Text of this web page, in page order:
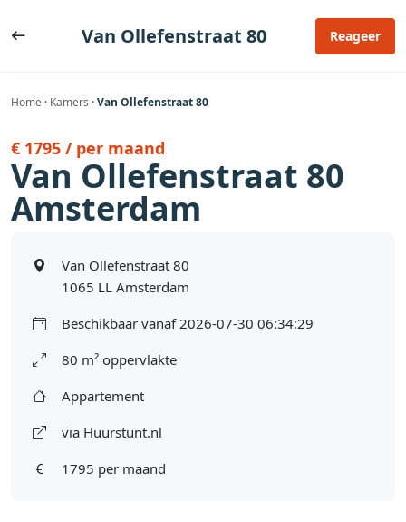
naar
Van Ollefenstraat 80 Reageer
Home · Kamers ·Van Ollefenstraat 80
€ 1795 / per maand
Van Ollefenstraat 80
Amsterdam
Van Ollefenstraat 80
1065 LL Amsterdam
Beschikbaar vanaf 2026-07-30 06:34:29
80 m² oppervlakte
Appartement
via Huurstunt.nl
1795 per maand